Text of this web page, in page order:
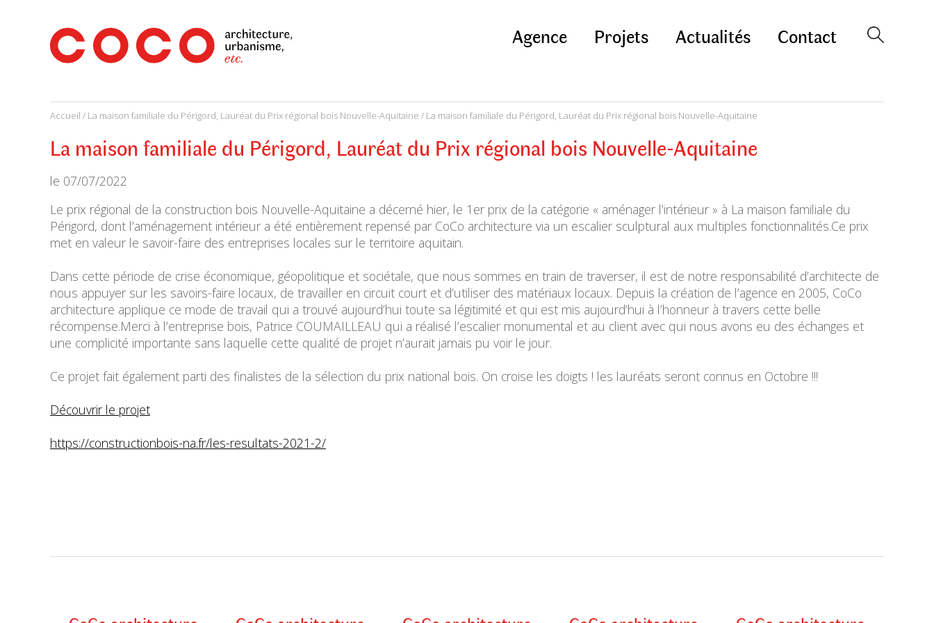
Architecture
architecture,
urbanisme,
etc.
Agence Projets Actualités Contact
Accueil / La maison familiale du Périgord, Lauréat du Prix régional bois Nouvelle-Aquitaine / La maison familiale du Périgord, Lauréat du Prix régional bois Nouvelle-Aquitaine
La maison familiale du Périgord, Lauréat du Prix régional bois Nouvelle-Aquitaine
le 07/07/2022
Le prix régional de la construction bois Nouvelle-Aquitaine a décerné hier, le 1er prix de la catégorie « aménager l’intérieur » à La maison familiale du
Périgord, dont l’aménagement intérieur a été entièrement repensé par CoCo architecture via un escalier sculptural aux multiples fonctionnalités.Ce prix
met en valeur le savoir-faire des entreprises locales sur le territoire aquitain.
Dans cette période de crise économique, géopolitique et sociétale, que nous sommes en train de traverser, il est de notre responsabilité d’architecte de
nous appuyer sur les savoirs-faire locaux, de travailler en circuit court et d’utiliser des matériaux locaux. Depuis la création de l’agence en 2005, CoCo
architecture applique ce mode de travail qui a trouvé aujourd’hui toute sa légitimité et qui est mis aujourd’hui à l’honneur à travers cette belle
récompense.Merci à l’entreprise bois, Patrice COUMAILLEAU qui a réalisé l’escalier monumental et au client avec qui nous avons eu des échanges et
une complicité importante sans laquelle cette qualité de projet n’aurait jamais pu voir le jour.
Ce projet fait également parti des finalistes de la sélection du prix national bois. On croise les doigts ! les lauréats seront connus en Octobre !!!
Découvrir le projet
https://constructionbois-na.fr/les-resultats-2021-2/